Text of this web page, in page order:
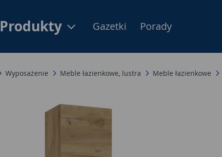
Produkty Gazetki Porady
Wyposażenie Meble łazienkowe, lustra Meble łazienkowe